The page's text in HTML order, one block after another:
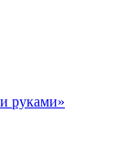
руками»